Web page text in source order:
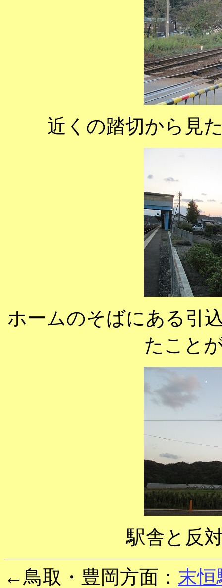
近くの踏切から見
ホームのそばにある引
たこと
駅舎と反
←鳥取・豊岡方面： 末恒